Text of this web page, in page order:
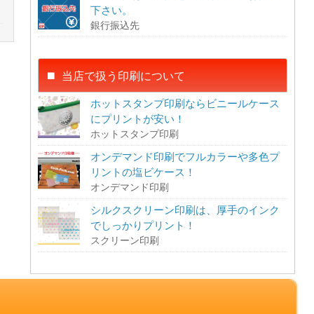
下さい。
銀行振込先
当店で扱う印刷について
ホットスタンプ印刷ならビニールケース
にプリントが安い！
ホットスタンプ印刷
オンデマンド印刷でフルカラーや多色プ
リントの塩ビケース！
オンデマンド印刷
シルクスクリーン印刷は、厚手のインク
でしっかりプリント！
スクリーン印刷